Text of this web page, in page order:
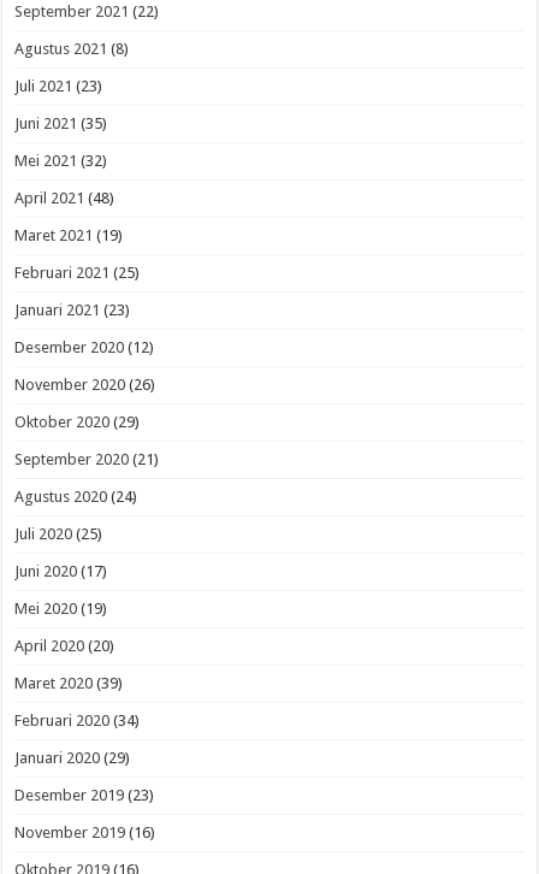
September 2021 (22)
Agustus 2021 (8)
Juli 2021 (23)
Juni 2021 (35)
Mei 2021 (32)
April 2021 (48)
Maret 2021 (19)
Februari 2021 (25)
Januari 2021 (23)
Desember 2020 (12)
November 2020 (26)
Oktober 2020 (29)
September 2020 (21)
Agustus 2020 (24)
Juli 2020 (25)
Juni 2020 (17)
Mei 2020 (19)
April 2020 (20)
Maret 2020 (39)
Februari 2020 (34)
Januari 2020 (29)
Desember 2019 (23)
November 2019 (16)
Oktober 2019 (16)